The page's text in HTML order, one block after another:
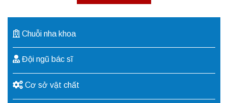
Chuỗi nha khoa
Đội ngũ bác sĩ
Cơ sở vật chất